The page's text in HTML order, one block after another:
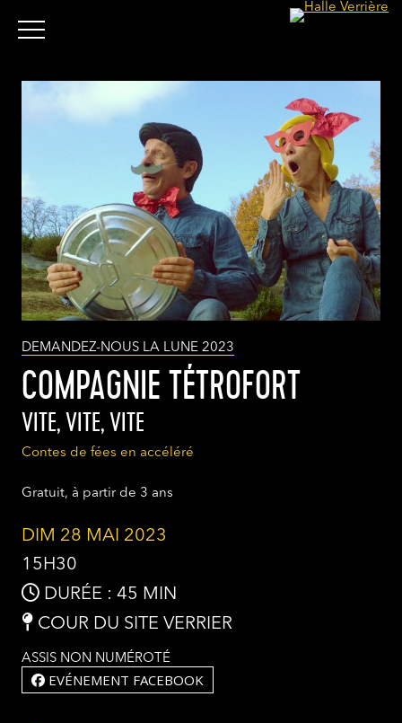
DEMANDEZ-NOUS LA LUNE 2023
COMPAGNIE TÉTROFORT
VITE, VITE, VITE
Contes de fées en accéléré
Gratuit, à partir de 3 ans
DIM 28 MAI 2023
15H30
DURÉE : 45 MIN
COUR DU SITE VERRIER
ASSIS NON NUMÉROTÉ
EVÉNEMENT FACEBOOK